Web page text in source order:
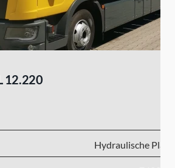
12.220
Hydraulische